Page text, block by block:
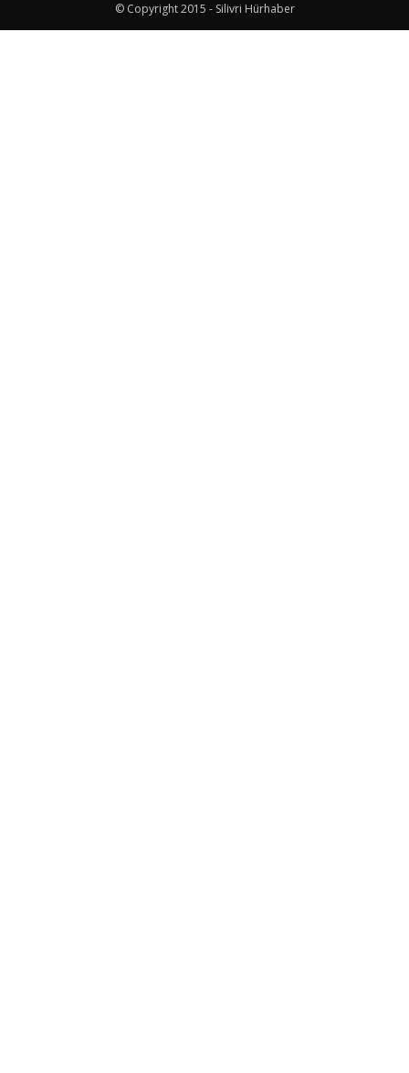
© Copyright 2015 - Silivri Hürhaber